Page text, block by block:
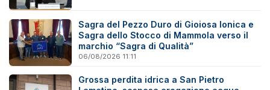
Sagra del Pezzo Duro di Gioiosa Ionica e
Sagra dello Stocco di Mammola verso il
marchio “Sagra di Qualità”
06/08/2026 11:11
Grossa perdita idrica a San Pietro